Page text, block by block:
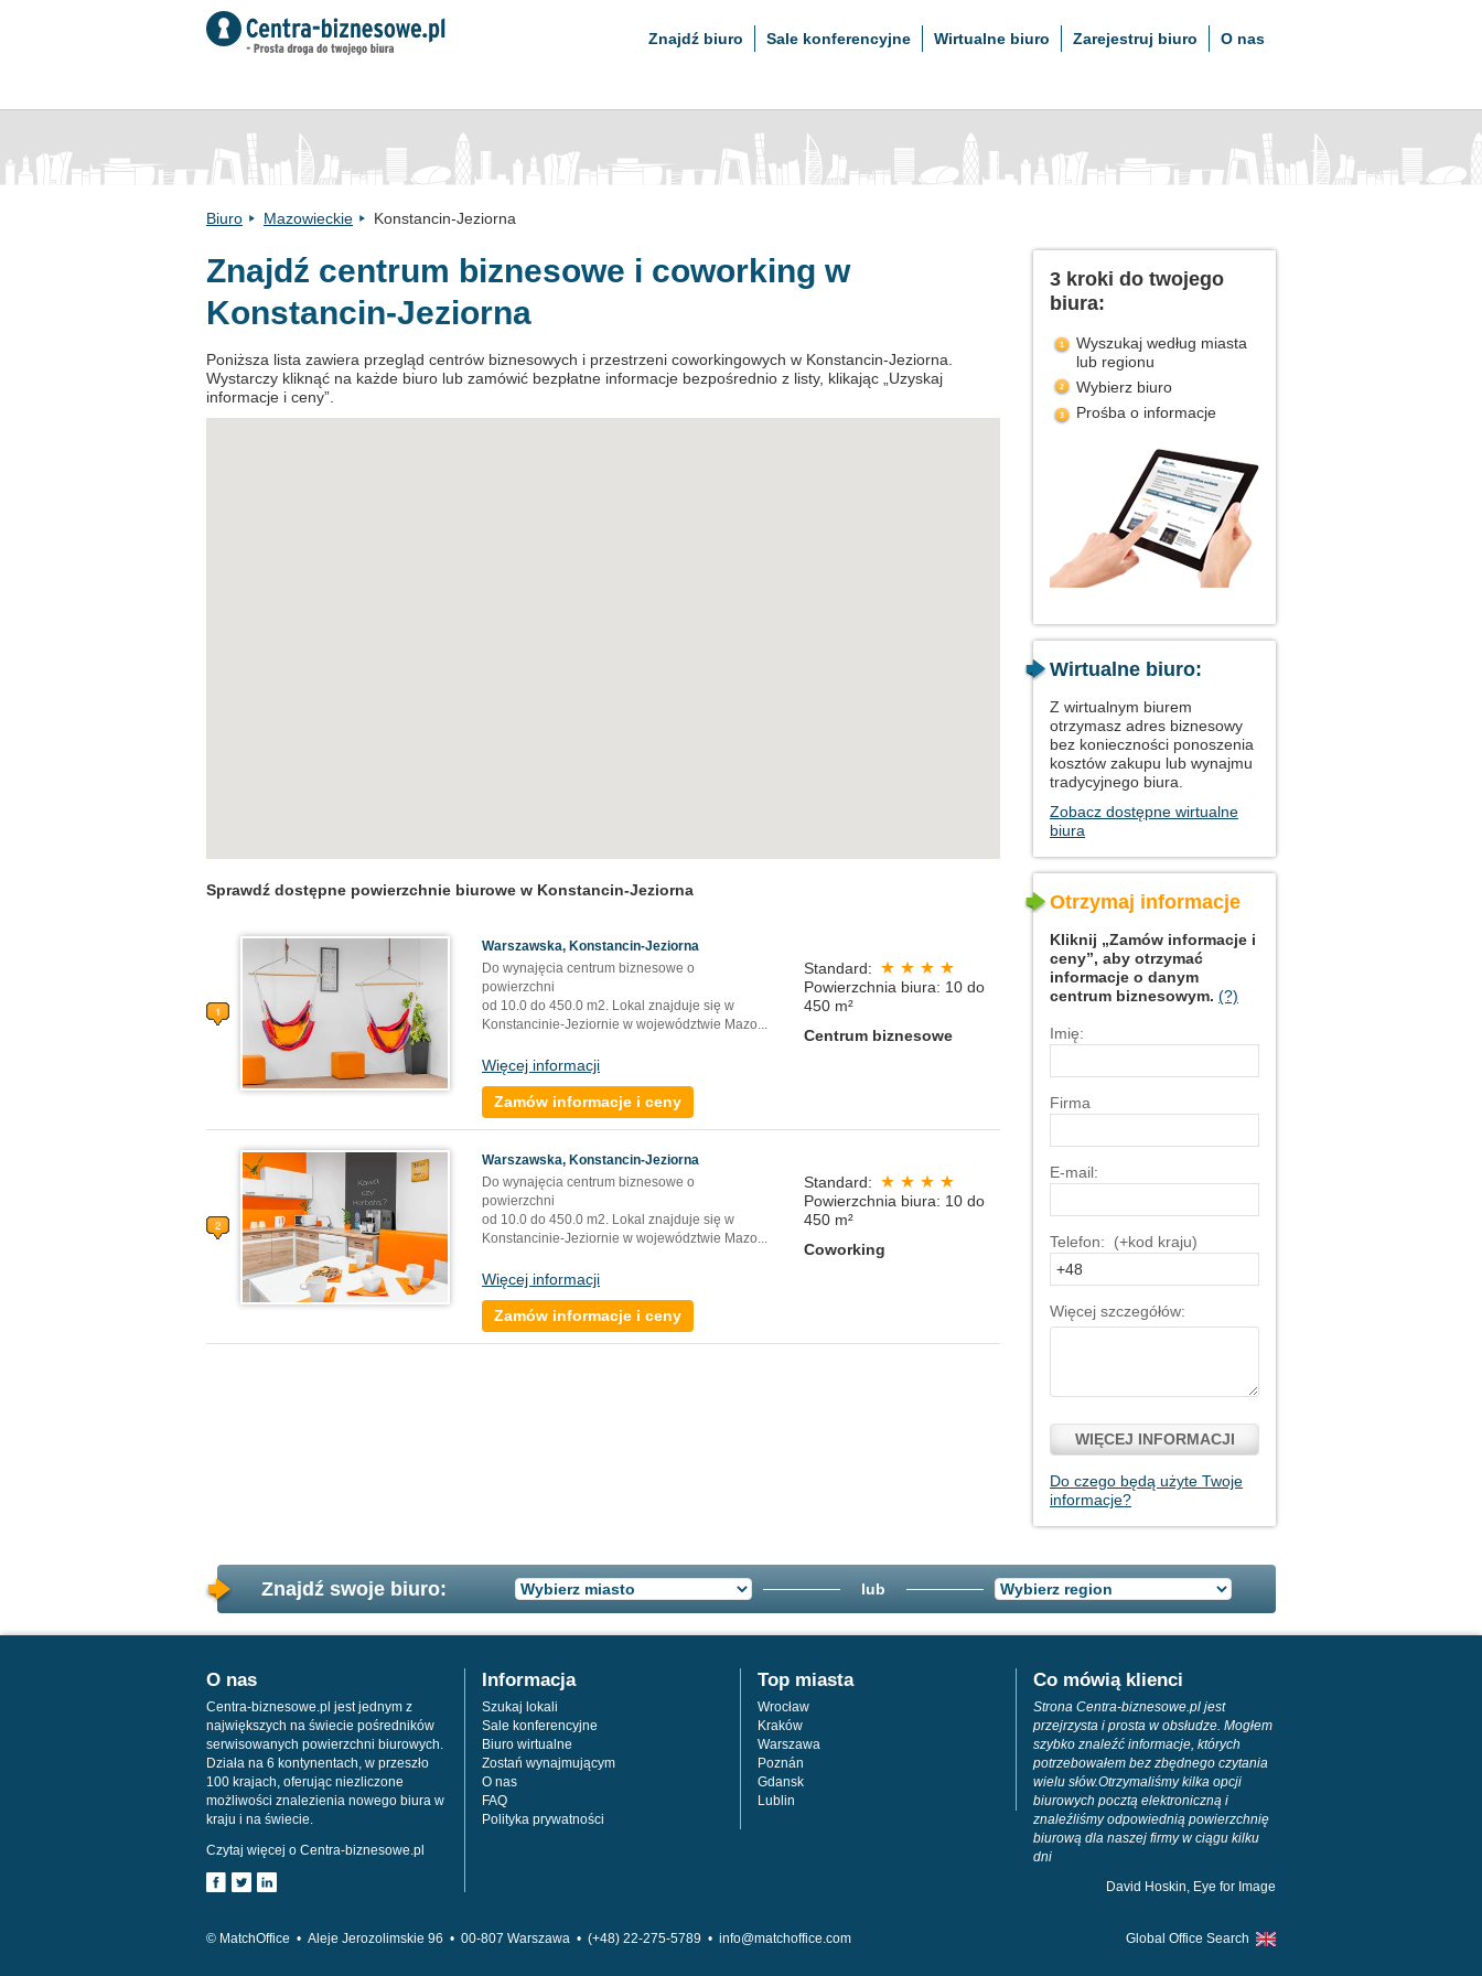
Znajdź biuro Sale konferencyjne Wirtualne biuro Zarejestruj biuro O nas
Biuro Mazowieckie Konstancin-Jeziorna
Znajdź centrum biznesowe i coworking w
Konstancin-Jeziorna
Poniższa lista zawiera przegląd centrów biznesowych i przestrzeni coworkingowych w Konstancin-Jeziorna.
Wystarczy kliknąć na każde biuro lub zamówić bezpłatne informacje bezpośrednio z listy, klikając „Uzyskaj
informacje i ceny”.
Sprawdź dostępne powierzchnie biurowe w Konstancin-Jeziorna
Warszawska, Konstancin-Jeziorna
Do wynajęcia centrum biznesowe o
powierzchni
od 10.0 do 450.0 m2. Lokal znajduje się w
Konstancinie-Jeziornie w województwie Mazo...
Więcej informacji
Zamów informacje i ceny
Standard:
Powierzchnia biura: 10 do
450 m²
Centrum biznesowe
Warszawska, Konstancin-Jeziorna
Do wynajęcia centrum biznesowe o
powierzchni
od 10.0 do 450.0 m2. Lokal znajduje się w
Konstancinie-Jeziornie w województwie Mazo...
Więcej informacji
Zamów informacje i ceny
Standard:
Powierzchnia biura: 10 do
450 m²
Coworking
3 kroki do twojego
biura:
Wyszukaj według miasta
lub regionu
Wybierz biuro
Prośba o informacje
Wirtualne biuro:
Z wirtualnym biurem
otrzymasz adres biznesowy
bez konieczności ponoszenia
kosztów zakupu lub wynajmu
tradycyjnego biura.
Zobacz dostępne wirtualne
biura
Otrzymaj informacje
Kliknij „Zamów informacje i
ceny”, aby otrzymać
informacje o danym
centrum biznesowym. (?)
Imię:
Firma
E-mail:
Telefon: (+kod kraju)
Więcej szczegółów:
WIĘCEJ INFORMACJI
Do czego będą użyte Twoje
informacje?
Znajdź swoje biuro: lub
O nas
Centra-biznesowe.pl jest jednym z
największych na świecie pośredników
serwisowanych powierzchni biurowych.
Działa na 6 kontynentach, w przeszło
100 krajach, oferując niezliczone
możliwości znalezienia nowego biura w
kraju i na świecie.
Czytaj więcej o Centra-biznesowe.pl
Informacja
Szukaj lokali
Sale konferencyjne
Biuro wirtualne
Zostań wynajmującym
O nas
FAQ
Polityka prywatności
Top miasta
Wrocław
Kraków
Warszawa
Poznán
Gdansk
Lublin
Co mówią klienci
Strona Centra-biznesowe.pl jest
przejrzysta i prosta w obsłudze. Mogłem
szybko znaleźć informacje, których
potrzebowałem bez zbędnego czytania
wielu słów.Otrzymaliśmy kilka opcji
biurowych pocztą elektroniczną i
znaleźliśmy odpowiednią powierzchnię
biurową dla naszej firmy w ciągu kilku
dni
David Hoskin, Eye for Image
© MatchOffice • Aleje Jerozolimskie 96 • 00-807 Warszawa • (+48) 22-275-5789 • info@matchoffice.com Global Office Search